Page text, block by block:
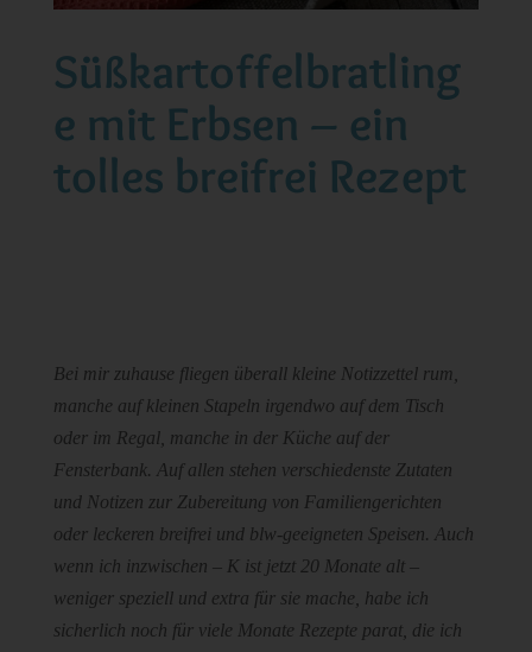
Süßkartoffelbratling
e mit Erbsen – ein
tolles breifrei Rezept
Bei mir zuhause fliegen überall kleine Notizzettel rum,
manche auf kleinen Stapeln irgendwo auf dem Tisch
oder im Regal, manche in der Küche auf der
Fensterbank. Auf allen stehen verschiedenste Zutaten
und Notizen zur Zubereitung von Familiengerichten
oder leckeren breifrei und blw-geeigneten Speisen. Auch
wenn ich inzwischen – K ist jetzt 20 Monate alt –
weniger speziell und extra für sie mache, habe ich
sicherlich noch für viele Monate Rezepte parat, die ich